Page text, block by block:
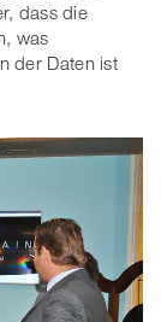
dass die
was
der Daten ist